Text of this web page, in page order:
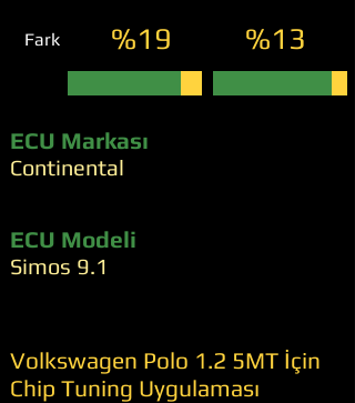
Fark %19 %13
ECU Markası
Continental
ECU Modeli
Simos 9.1
Volkswagen Polo 1.2 5MT İçin
Chip Tuning Uygulaması